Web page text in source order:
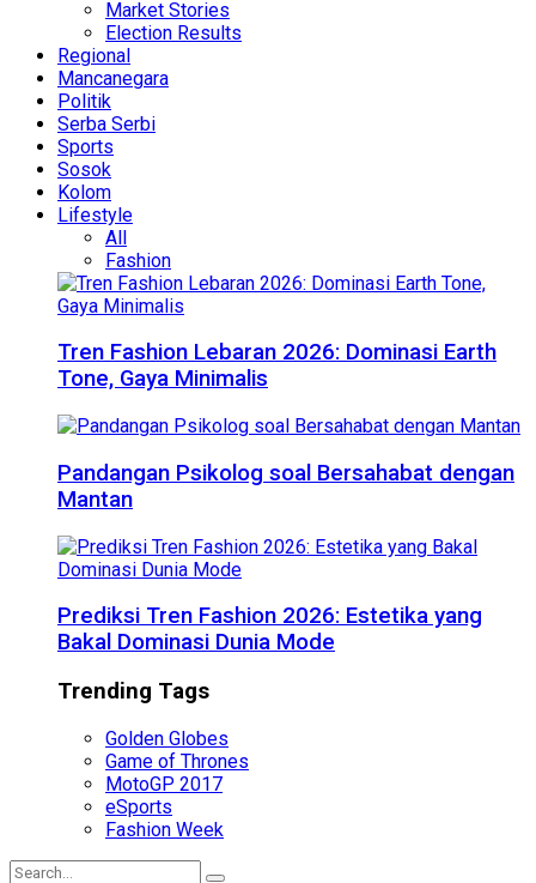
Market Stories
Election Results
Regional
Mancanegara
Politik
Serba Serbi
Sports
Sosok
Kolom
Lifestyle
All
Fashion
Tren Fashion Lebaran 2026: Dominasi Earth
Tone, Gaya Minimalis
Pandangan Psikolog soal Bersahabat dengan
Mantan
Prediksi Tren Fashion 2026: Estetika yang
Bakal Dominasi Dunia Mode
Trending Tags
Golden Globes
Game of Thrones
MotoGP 2017
eSports
Fashion Week